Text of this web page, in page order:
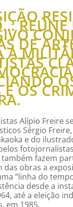
DE
A
OS
Alípio Freire
Sérgio
e do
fazem
das obras a
“linha do
desde a
até a eleição
em 1985.